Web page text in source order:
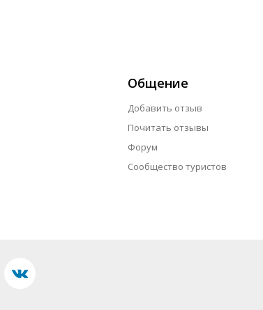
Общение
Добавить отзыв
Почитать отзывы
Форум
Сообщество туристов